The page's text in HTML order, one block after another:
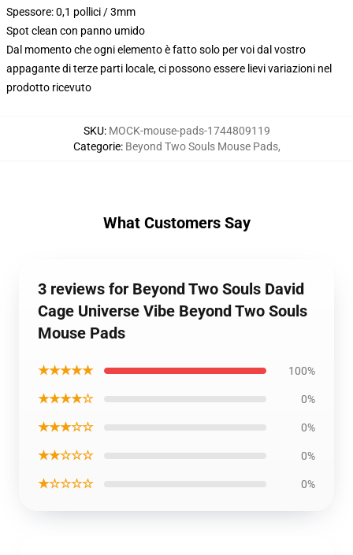
Spessore: 0,1 pollici / 3mm
Spot clean con panno umido
Dal momento che ogni elemento è fatto solo per voi dal vostro
appagante di terze parti locale, ci possono essere lievi variazioni nel
prodotto ricevuto
SKU: MOCK-mouse-pads-1744809119
Categorie: Beyond Two Souls Mouse Pads,
What Customers Say
3 reviews for Beyond Two Souls David
Cage Universe Vibe Beyond Two Souls
Mouse Pads
★★★★★ 100%
★★★★☆ 0%
★★★☆☆ 0%
★★☆☆☆ 0%
★☆☆☆☆ 0%